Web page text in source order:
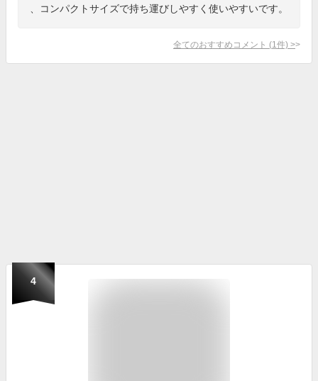
、コンパクトサイズで持ち運びしやすく使いやすいです。
全てのおすすめコメント (1 件) >
4